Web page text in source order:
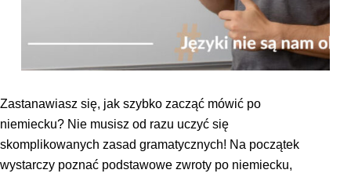
Zastanawiasz się, jak szybko zacząć mówić po
niemiecku? Nie musisz od razu uczyć się
skomplikowanych zasad gramatycznych! Na początek
wystarczy poznać podstawowe zwroty po niemiecku,